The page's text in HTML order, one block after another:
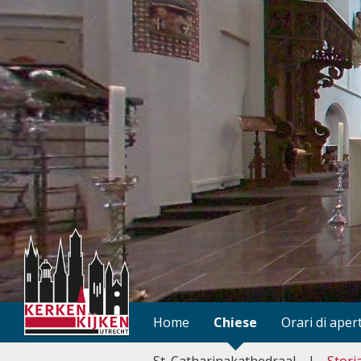
Home Chiese Orari di